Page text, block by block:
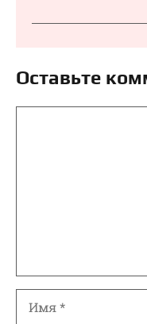
Оставьте